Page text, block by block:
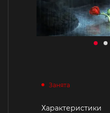
Занята
Характеристики